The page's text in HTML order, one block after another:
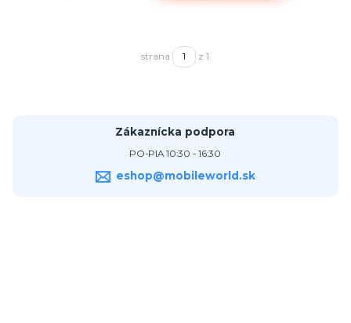
strana z 1
Zákaznícka podpora
PO-PIA 10:30 - 16:30
eshop@mobileworld.sk